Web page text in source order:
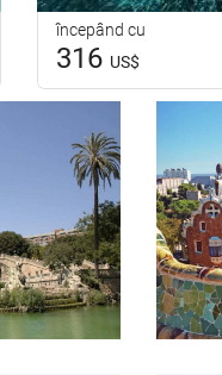
începând cu
316 US$